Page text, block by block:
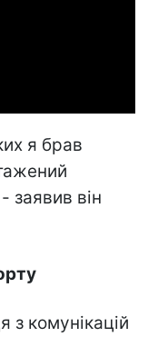
я брав
заявив він
з комунікацій